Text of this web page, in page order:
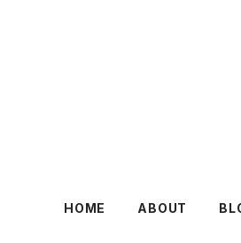
HOME ABOUT